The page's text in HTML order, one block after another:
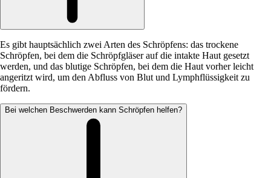
Es gibt hauptsächlich zwei Arten des Schröpfens: das trockene
Schröpfen, bei dem die Schröpfgläser auf die intakte Haut gesetzt
werden, und das blutige Schröpfen, bei dem die Haut vorher leicht
angeritzt wird, um den Abfluss von Blut und Lymphflüssigkeit zu
fördern.
Bei welchen Beschwerden kann Schröpfen helfen?